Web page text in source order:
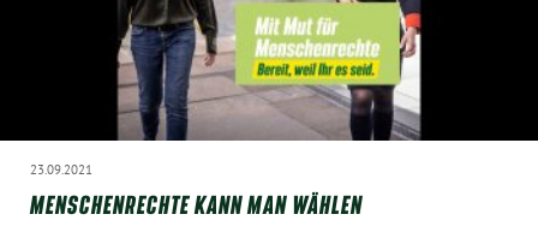
23.09.2021
MENSCHENRECHTE KANN MAN WÄHLEN